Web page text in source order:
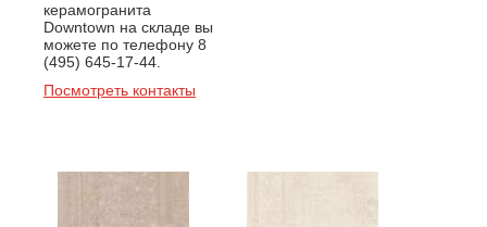
керамогранита
Downtown на складе вы
можете по телефону 8
(495) 645-17-44.
Посмотреть контакты